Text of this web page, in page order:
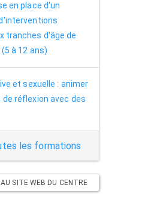
en place d'un
tranches d'âge de
à 12 ans)
et sexuelle : animer
réflexion avec des
les formations
SITE WEB DU CENTRE